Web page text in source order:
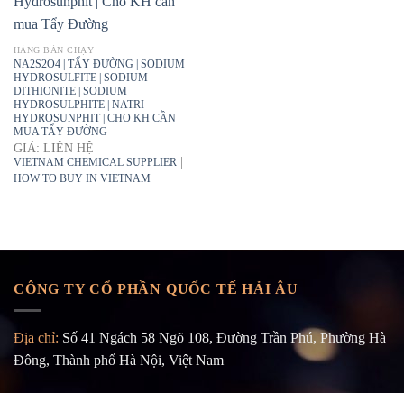
HÀNG BÁN CHẠY
NA2S2O4 | TẨY ĐƯỜNG | SODIUM
HYDROSULFITE | SODIUM
DITHIONITE | SODIUM
HYDROSULPHITE | NATRI
HYDROSUNPHIT | CHO KH CẦN
MUA TẨY ĐƯỜNG
GIÁ: LIÊN HỆ
VIETNAM CHEMICAL SUPPLIER|
HOW TO BUY IN VIETNAM
CÔNG TY CỔ PHẦN QUỐC TẾ HẢI ÂU
Địa chỉ: Số 41 Ngách 58 Ngõ 108, Đường Trần Phú, Phường Hà
Đông, Thành phố Hà Nội, Việt Nam